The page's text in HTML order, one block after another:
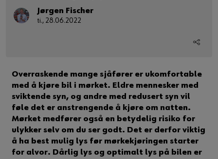
Jørgen Fischer
ti., 28.06.2022
Overraskende mange sjåfører er ukomfortable
med å kjøre bil i mørket. Eldre mennesker med
sviktende syn, og andre med redusert syn vil
føle det er anstrengende å kjøre om natten.
Mørket medfører også en betydelig risiko for
ulykker selv om du ser godt. Det er derfor viktig
å ha best mulig lys før mørkekjøringen starter
for alvor. Dårlig lys og optimalt lys på bilen er